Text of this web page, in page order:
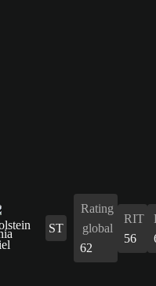
ST
Rating
global
62
RIT
56